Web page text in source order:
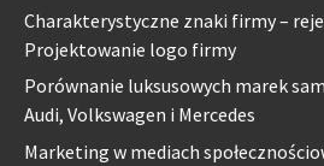
Charakterystyczne znaki firmy –
Projektowanie logo firmy
Porównanie luksusowych marek
Audi, Volkswagen i Mercedes
Marketing w mediach